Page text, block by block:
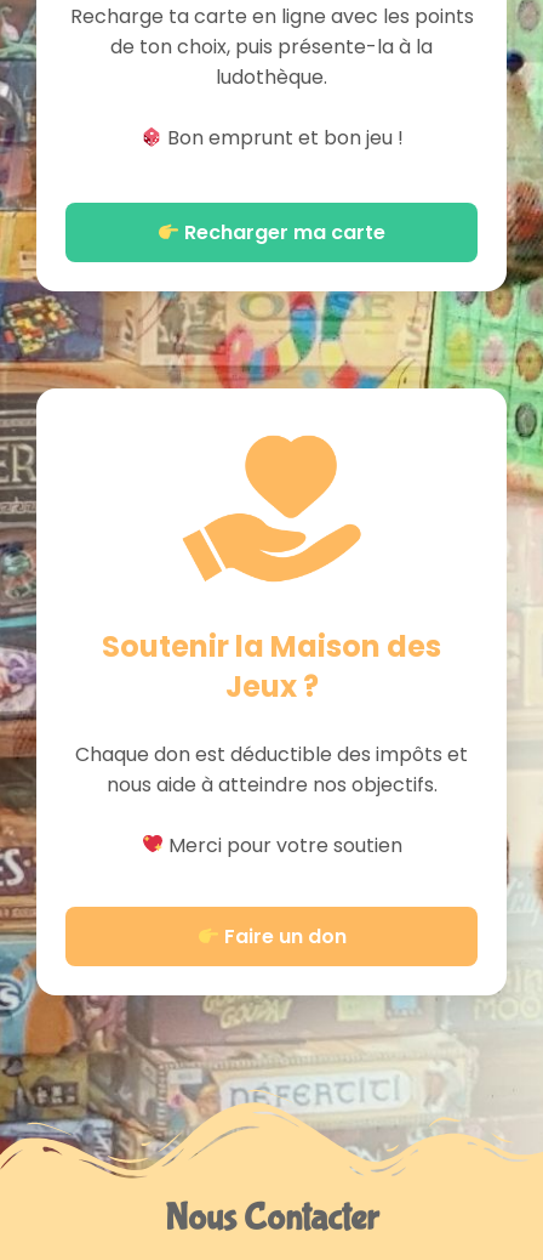
Recharge ta carte en ligne avec les points
de ton choix, puis présente-la à la
ludothèque.
Bon emprunt et bon jeu !
Recharger ma carte
Soutenir la Maison des
Jeux ?
Chaque don est déductible des impôts et
nous aide à atteindre nos objectifs.
Merci pour votre soutien
Faire un don
Nous Contacter